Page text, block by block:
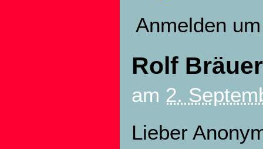
Anmelden
Rolf
am 2.
Lieber